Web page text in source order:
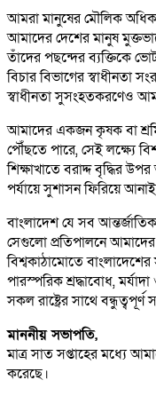
আমরা মানুষের মৌলিক
আমাদের দেশের মানুষ
তাঁদের পছন্দের ব্যক্তিকে
বিচার বিভাগের স্বাধীনতা
স্বাধীনতা সুসংহতকরণেও
আমাদের একজন কৃষক বা
পৌঁছতে পারে, সেই লক্ষ্যে
শিক্ষাখাতে বরাদ্দ বৃদ্ধির
পর্যায়ে সুশাসন ফিরিয়ে
বাংলাদেশ যে সব
সেগুলো প্রতিপালনে
বিশ্বকাঠামোতে
পারস্পরিক শ্রদ্ধাবোধ, মর্যাদা
সকল রাষ্ট্রের সাথে
মাননীয় সভাপতি,
মাত্র সাত সপ্তাহের মধ্যে
করেছে।